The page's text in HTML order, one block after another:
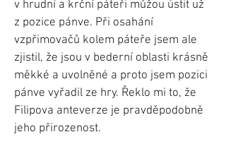
v hrudní a krční páteři můžou ústit už
z pozice pánve. Při osahání
vzpřimovačů kolem páteře jsem ale
zjistil, že jsou v bederní oblasti krásně
měkké a uvolněné a proto jsem pozici
pánve vyřadil ze hry. Řeklo mi to, že
Filipova anteverze je pravděpodobně
jeho přirozenost.